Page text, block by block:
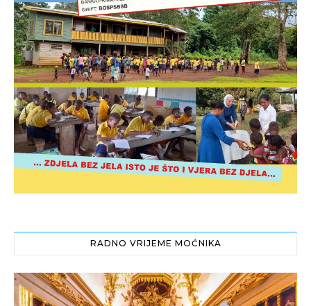
RADNO VRIJEME MOĆNIKA